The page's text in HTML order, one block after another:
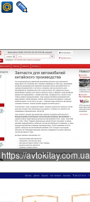
https://avtokitay.com.ua